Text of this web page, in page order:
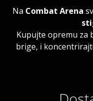
Na Combat Arena
Kupujte opremu za
brige, i